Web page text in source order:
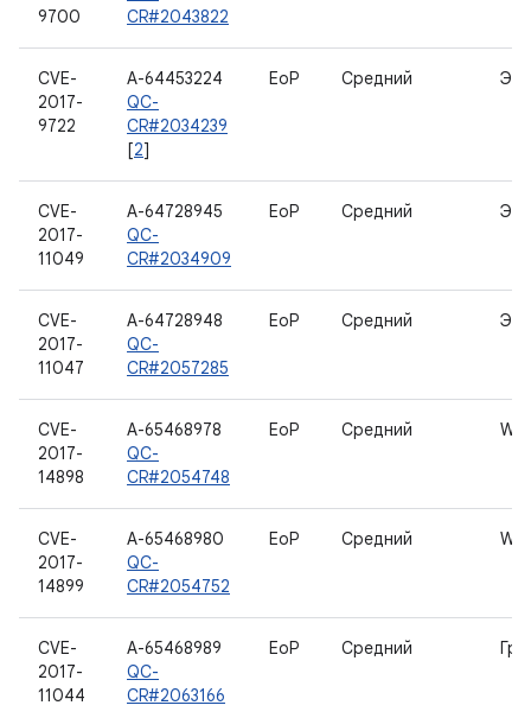
9700
CR#2043822
CVE-
2017-
9722
A-64453224
QC-
CR#2034239
[2]
EoP Средний
CVE-
2017-
11049
A-64728945
QC-
CR#2034909
EoP Средний
CVE-
2017-
11047
A-64728948
QC-
CR#2057285
EoP Средний
CVE-
2017-
14898
A-65468978
QC-
CR#2054748
EoP Средний
CVE-
2017-
14899
A-65468980
QC-
CR#2054752
EoP Средний
CVE-
2017-
11044
A-65468989
QC-
CR#2063166
EoP Средний